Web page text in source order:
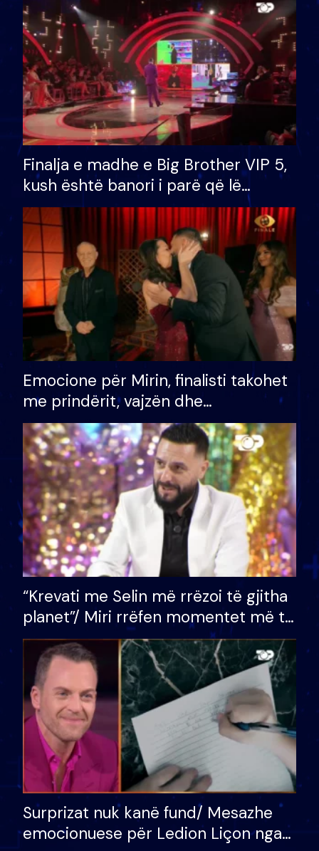
Finalja e madhe e Big Brother VIP 5,
kush është banori i parë që lë
shtëpinë dhe humb mundësinë për
të fituar çmimin e madh
Emocione për Mirin, finalisti takohet
me prindërit, vajzën dhe
bashkëshorten: S’kemi ndonjë letër
divorci apo jo?
“Krevati me Selin më rrëzoi të gjitha
planet”/ Miri rrëfen momentet më të
bukura në shtëpinë e BB VIP: Do më
mungojë zilja e mëngjesit kur…
Surprizat nuk kanë fund/ Mesazhe
emocionuese për Ledion Liçon nga